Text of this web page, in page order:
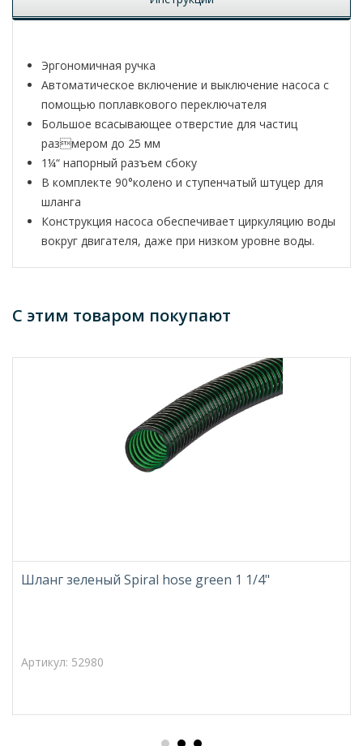
Эргономичная ручка
Автоматическое включение и выключение насоса с
помощью поплавкового переключателя
Большое всасывающее отверстие для частиц
размером до 25 мм
1¼“ напорный разъем сбоку
В комплекте 90°колено и ступенчатый штуцер для
шланга
Конструкция насоса обеспечивает циркуляцию воды
вокруг двигателя, даже при низком уровне воды.
С этим товаром покупают
Шланг зеленый Spiral hose green 1 1/4"
Артикул: 52980